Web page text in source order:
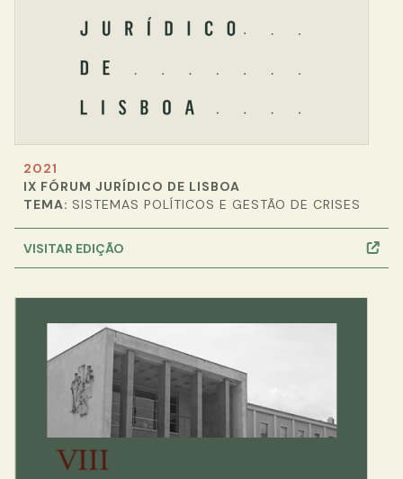
IX FÓRUM JURÍDICO DE LISBOA
2021
TEMA: SISTEMAS POLÍTICOS E GESTÃO DE CRISES
VISITAR EDIÇÃO